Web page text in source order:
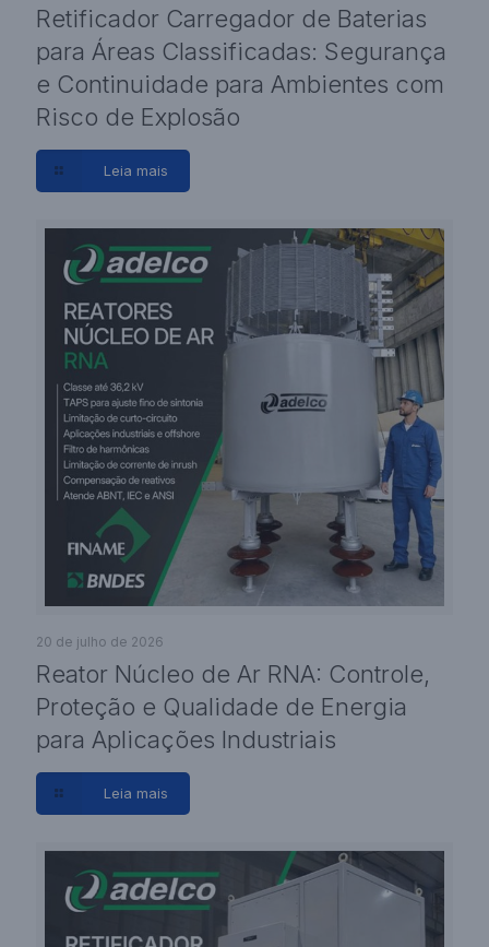
Retificador Carregador de Baterias
para Áreas Classificadas: Segurança
e Continuidade para Ambientes com
Risco de Explosão
Leia mais
20 de julho de 2026
Reator Núcleo de Ar RNA: Controle,
Proteção e Qualidade de Energia
para Aplicações Industriais
Leia mais